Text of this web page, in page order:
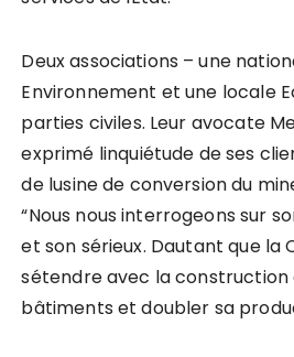
Deux associations – une
Environnement et une locale
parties civiles. Leur avocate
exprimé linquiétude de ses
de lusine de conversion du
“Nous nous interrogeons sur
et son sérieux. Dautant que
sétendre avec la construction
bâtiments et doubler sa